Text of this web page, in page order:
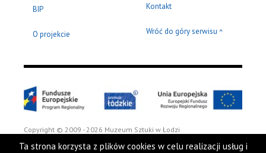
BIP
O projekcie
Kontakt
Wróć do góry serwisu ^
Copyright © 2009 - 2026 Muzeum Sztuki w Łodzi
Ta strona korzysta z plików cookies w celu realizacji usług i